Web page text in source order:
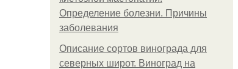
Определение болезни. Причины
заболевания
Описание сортов винограда для
северных широт. Виноград на